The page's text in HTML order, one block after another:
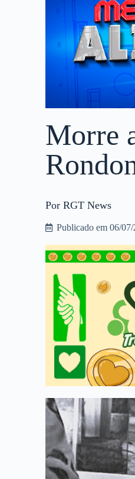
Morre
Por RGT News
Publicado em 06/